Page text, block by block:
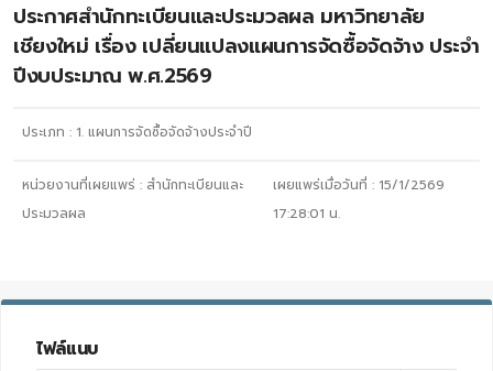
ประกาศสำนักทะเบียนและประมวลผล มหาวิทยาลัย
เชียงใหม่ เรื่อง เปลี่ยนแปลงแผนการจัดซื้อจัดจ้าง ประจำ
ปีงบประมาณ พ.ศ.2569
ประเภท : 1. แผนการจัดซื้อจัดจ้างประจำปี
หน่วยงานที่เผยแพร่ : สำนักทะเบียนและ
ประมวลผล
เผยแพร่เมื่อวันที่ : 15/1/2569
17:28:01 น.
ไฟล์แนบ